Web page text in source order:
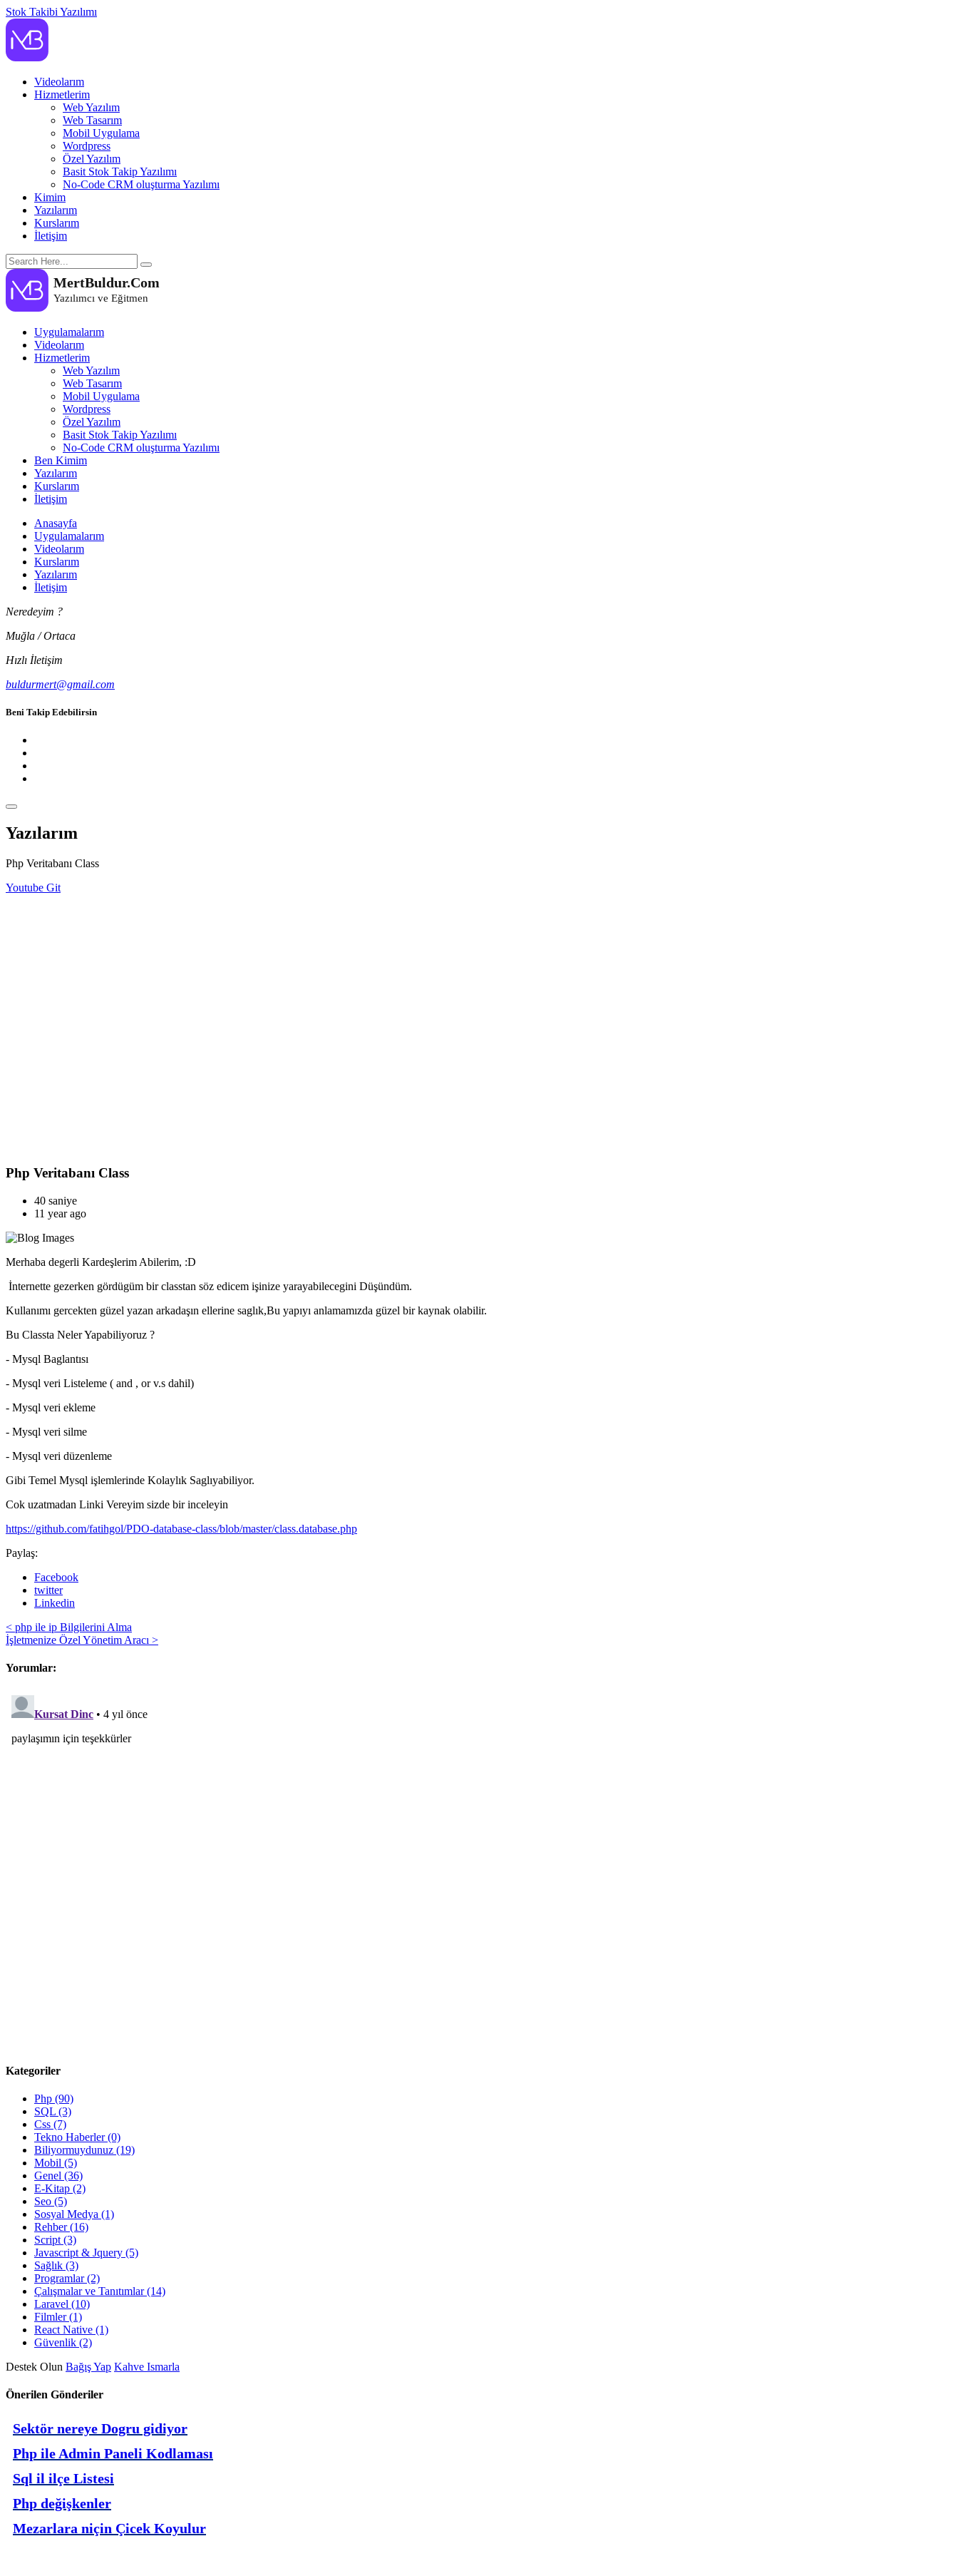
Stok Takibi Yazılımı
Videolarım
Hizmetlerim
Web Yazılım
Web Tasarım
Mobil Uygulama
Wordpress
Özel Yazılım
Basit Stok Takip Yazılımı
No-Code CRM oluşturma Yazılımı
Kimim
Yazılarım
Kurslarım
İletişim
MertBuldur.Com
Yazılımcı ve Eğitmen
Uygulamalarım
Videolarım
Hizmetlerim
Web Yazılım
Web Tasarım
Mobil Uygulama
Wordpress
Özel Yazılım
Basit Stok Takip Yazılımı
No-Code CRM oluşturma Yazılımı
Ben Kimim
Yazılarım
Kurslarım
İletişim
Anasayfa
Uygulamalarım
Videolarım
Kurslarım
Yazılarım
İletişim
Neredeyim ?
Muğla / Ortaca
Hızlı İletişim
buldurmert@gmail.com
Beni Takip Edebilirsin
Yazılarım
Php Veritabanı Class
Youtube Git
Php Veritabanı Class
40 saniye
11 year ago
Merhaba degerli Kardeşlerim Abilerim, :D
İnternette gezerken gördügüm bir classtan söz edicem işinize yarayabilecegini Düşündüm.
Kullanımı gercekten güzel yazan arkadaşın ellerine saglık,Bu yapıyı anlamamızda güzel bir kaynak olabilir.
Bu Classta Neler Yapabiliyoruz ?
- Mysql Baglantısı
- Mysql veri Listeleme ( and , or v.s dahil)
- Mysql veri ekleme
- Mysql veri silme
- Mysql veri düzenleme
Gibi Temel Mysql işlemlerinde Kolaylık Saglıyabiliyor.
Cok uzatmadan Linki Vereyim sizde bir inceleyin
https://github.com/fatihgol/PDO-database-class/blob/master/class.database.php
Paylaş:
Facebook
twitter
Linkedin
< php ile ip Bilgilerini Alma
İşletmenize Özel Yönetim Aracı >
Yorumlar:
Kategoriler
Php (90)
SQL (3)
Css (7)
Tekno Haberler (0)
Biliyormuydunuz (19)
Mobil (5)
Genel (36)
E-Kitap (2)
Seo (5)
Sosyal Medya (1)
Rehber (16)
Script (3)
Javascript & Jquery (5)
Sağlık (3)
Programlar (2)
Çalışmalar ve Tanıtımlar (14)
Laravel (10)
Filmler (1)
React Native (1)
Güvenlik (2)
Destek Olun Bağış Yap Kahve Ismarla
Önerilen Gönderiler
Sektör nereye Dogru gidiyor
Php ile Admin Paneli Kodlaması
Sql il ilçe Listesi
Php değişkenler
Mezarlara niçin Çicek Koyulur